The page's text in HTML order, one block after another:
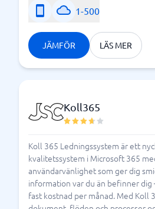
1-500
JÄMFÖR LÄS MER
Koll365
Koll 365 Ledningssystem är ett
kvalitetssystem i Microsoft 365
användarvänlighet som ger dig
information var du än befinner
fast kostnad per månad. Med Koll